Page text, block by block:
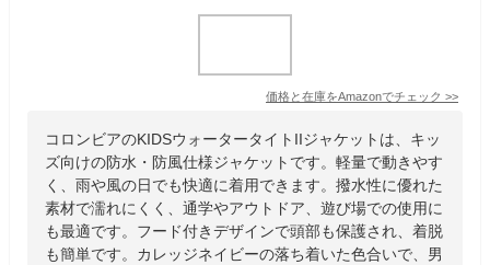
価格と在庫をAmazonでチェック >>
コロンビアのKIDSウォータータイトIIジャケットは、キッ
ズ向けの防水・防風仕様ジャケットです。軽量で動きやす
く、雨や風の日でも快適に着用できます。撥水性に優れた
素材で濡れにくく、通学やアウトドア、遊び場での使用に
も最適です。フード付きデザインで頭部も保護され、着脱
も簡単です。カレッジネイビーの落ち着いた色合いで、男